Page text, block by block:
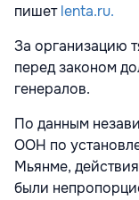
пишетlenta.ru.
За организацию
перед законом
генералов.
По данным
ООН по
Мьянме,
были